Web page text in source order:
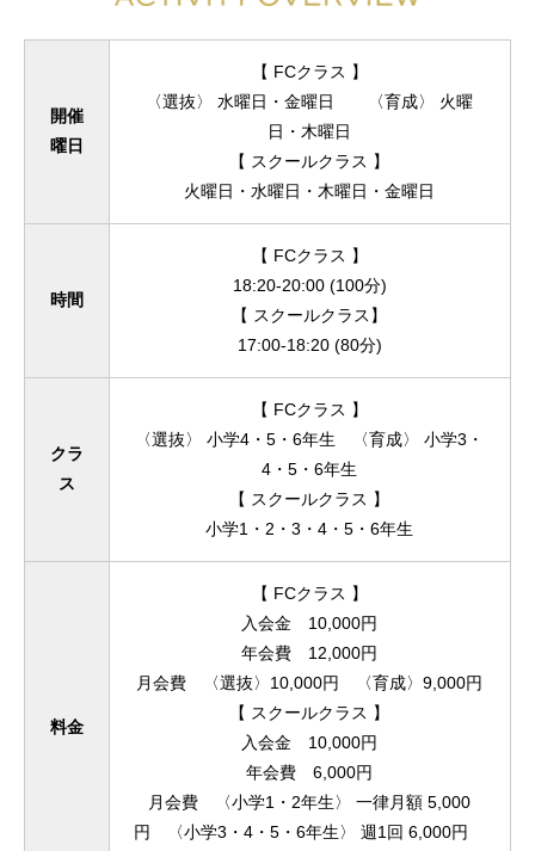
開催
曜日
【 FCクラス 】
〈選抜〉 水曜日・金曜日 〈育成〉 火曜
日・木曜日
【 スクールクラス 】
火曜日・水曜日・木曜日・金曜日
時間
【 FCクラス 】
18:20-20:00 (100分)
【 スクールクラス】
17:00-18:20 (80分)
クラ
ス
【 FCクラス 】
〈選抜〉 小学4・5・6年生 〈育成〉 小学3・
4・5・6年生
【 スクールクラス 】
小学1・2・3・4・5・6年生
料金
【 FCクラス 】
入会金 10,000円
年会費 12,000円
月会費 〈選抜〉10,000円 〈育成〉9,000円
【 スクールクラス 】
入会金 10,000円
年会費 6,000円
月会費 〈小学1・2年生〉 一律月額 5,000
円 〈小学3・4・5・6年生〉 週1回 6,000円